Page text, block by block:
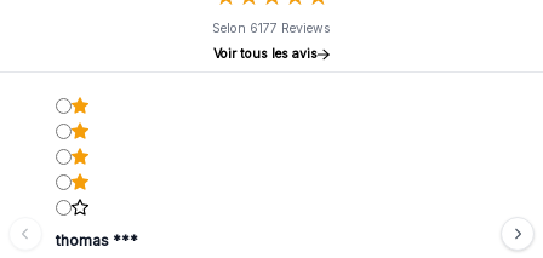
Selon 6177 Reviews
Voir tous les avis
thomas ***